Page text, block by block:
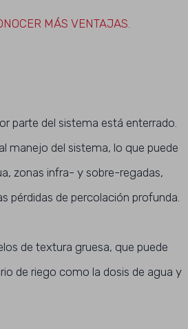
MÁS VENTAJAS.
parte del sistema está enterrado.
manejo del sistema, lo que puede
zonas infra- y sobre-regadas,
pérdidas de percolación profunda.
de textura gruesa, que puede
de riego como la dosis de agua y